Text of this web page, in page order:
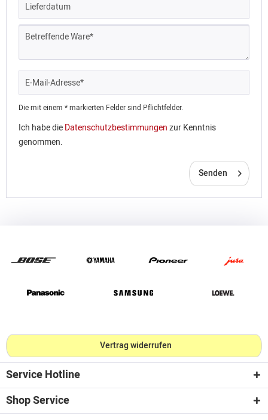
Die mit einem * markierten Felder sind Pflichtfelder.
Ich habe dieDatenschutzbestimmungenzur Kenntnis
genommen.
Senden
Vertrag widerrufen
Service Hotline
Shop Service